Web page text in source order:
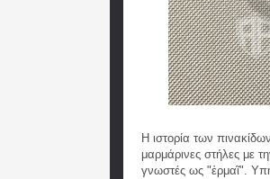
Η ιστορία των
μαρμάρινες στήλες με
γνωστές ως "ἑρμαῖ".